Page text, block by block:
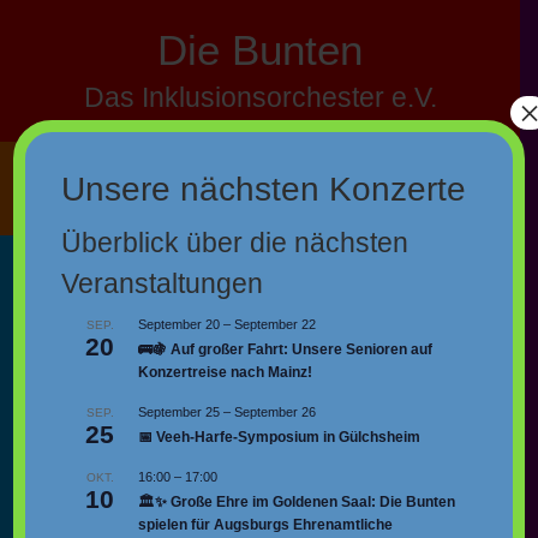
Die Bunten
Das Inklusionsorchester e.V.
Menü +
Konzerte 2024
Adventssingen 2024
zwei Veranstaltungen gegeben, und zum
7.Dezember im Bahnpark in Augsburg und
am 21.12. im Bürgerhaus in Pfersee. Im
🚀📖 Wenn Töne Bilder malen: Unser
Ausflug zum Bundesweiten Vorlesetag
Unsere nächsten Konzerte
Überblick über die nächsten
Veranstaltungen
SEP.
20
September 20 –September 22
🚌🍇 Auf großer Fahrt: Unsere Senioren auf
Konzertreise nach Mainz!
SEP.
25
September 25 –September 26
📅 Veeh-Harfe-Symposium in Gülchsheim
OKT.
10
16:00 – 17:00
🏛️✨ Große Ehre im Goldenen Saal: Die Bunten
spielen für Augsburgs Ehrenamtliche